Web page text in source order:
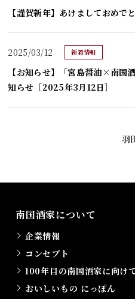
【謹賀新年】あけましておめで
2025/03/12 新着情報
【お知らせ】「宮島醤油×南国
知らせ［2025年3月12日］
羽
南国酒家について
企業情報
コンセプト
100年目の南国酒家に向け
おいしいもの にっぽん